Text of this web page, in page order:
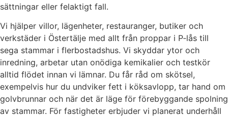
sättningar eller felaktigt fall.
Vi hjälper villor, lägenheter, restauranger, butiker och
verkstäder i Östertälje med allt från proppar i P‑lås till
sega stammar i flerbostadshus. Vi skyddar ytor och
inredning, arbetar utan onödiga kemikalier och testkör
alltid flödet innan vi lämnar. Du får råd om skötsel,
exempelvis hur du undviker fett i köksavlopp, tar hand om
golvbrunnar och när det är läge för förebyggande spolning
av stammar. För fastigheter erbjuder vi planerat underhåll